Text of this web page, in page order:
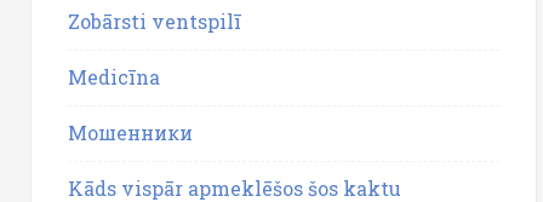
Zobārsti ventspilī
Medicīna
Мошенники
Kāds vispār apmeklēšos šos kaktu